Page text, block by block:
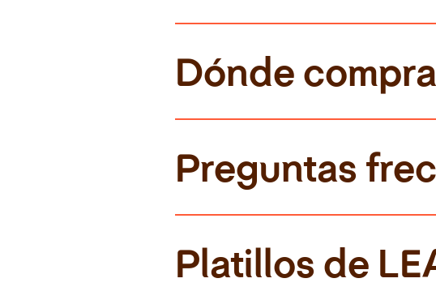
Dónde
Preguntas
Platillos de